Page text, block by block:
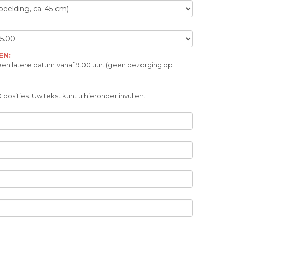
latere datum vanaf 9.00 uur. (geen bezorging op
Uw tekst kunt u hieronder invullen.